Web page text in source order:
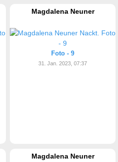
Magdalena Neuner
Foto - 9
31. Jan. 2023, 07:37
Magdalena Neuner